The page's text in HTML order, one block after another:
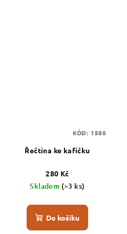
Řečtina ke kafíčku
280 Kč
Skladem (>3 ks)
Do košíku
KÓD: 1580